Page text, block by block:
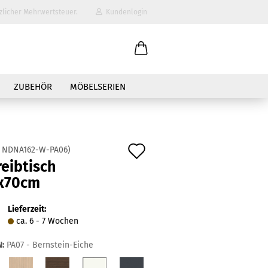
Mehrwertsteuer. Kundenlogin
erstellen
ZUBEHÖR MÖBELSERIEN
NDNA162-W-PA06)
Lieferzeit:
ca. 6 - 7 Wochen
PA07 - Bernstein-Eiche